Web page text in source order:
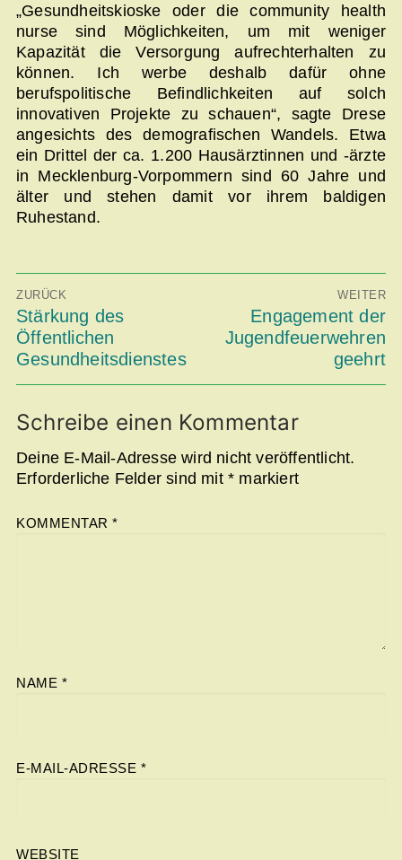
„Gesundheitskioske oder die community health
nurse sind Möglichkeiten, um mit weniger
Kapazität die Versorgung aufrechterhalten zu
können. Ich werbe deshalb dafür ohne
berufspolitische Befindlichkeiten auf solch
innovativen Projekte zu schauen“, sagte Drese
angesichts des demografischen Wandels. Etwa
ein Drittel der ca. 1.200 Hausärztinnen und -ärzte
in Mecklenburg-Vorpommern sind 60 Jahre und
älter und stehen damit vor ihrem baldigen
Ruhestand.
Beitragsnavigation
ZURÜCK
Vorheriger
Beitrag:
Stärkung des
Öffentlichen
Gesundheitsdienstes
WEITER
Nächster
Beitrag:
Engagement der
Jugendfeuerwehren
geehrt
Schreibe einen Kommentar
Deine E-Mail-Adresse wird nicht veröffentlicht.
Erforderliche Felder sind mit * markiert
KOMMENTAR *
NAME *
E-MAIL-ADRESSE *
WEBSITE